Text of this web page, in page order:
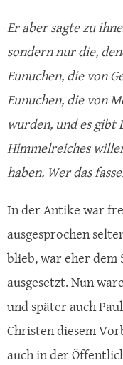
Er aber sagte zu
sondern nur die,
Eunuchen, die von
Eunuchen, die von
wurden, und es gibt
Himmelreiches
haben. Wer das
In der Antike war
ausgesprochen
blieb, war eher dem
ausgesetzt. Nun
und später auch
Christen diesem
auch in der